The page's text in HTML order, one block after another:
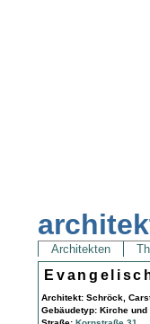
Architekten
Architekt: Schröck,
Gebäudetyp: Kirche